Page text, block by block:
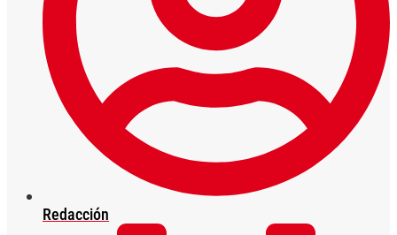
Redacción